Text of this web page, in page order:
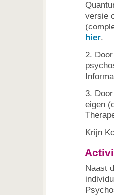
versie
hier.
2.
3.
eigen
Krijn
Naast